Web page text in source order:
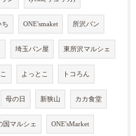
ち ONE'smaket 所沢パン
埼玉パン屋 東所沢マルシェ
よっとこ トコろん
母の日 新狭山 カカ食堂
国マルシェ ONE'sMarket